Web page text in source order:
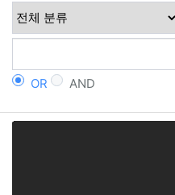
OR AND